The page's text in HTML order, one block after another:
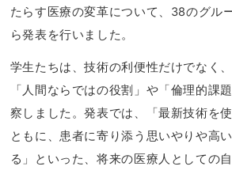
たらす医療の変革について、38のグル
ら発表を行いました。
学生たちは、技術の利便性だけでなく
「人間ならではの役割」や「倫理的課
察しました。発表では、「最新技術を
ともに、患者に寄り添う思いやりや高
る」といった、将来の医療人としての